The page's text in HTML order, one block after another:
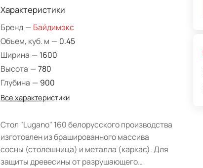
Характеристики
Бренд — Байдимэкс
Объем, куб. м — 0.45
Ширина — 1600
Высота —780
Глубина — 900
Все характеристики
Стол "Lugano" 160 белорусского производства
изготовлен из брашированного массива
сосны (столешница) и металла (каркас). Для
защиты древесины от разрушающего